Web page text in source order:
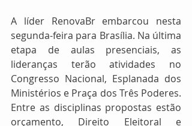
A líder RenovaBr embarcou nesta
segunda-feira para Brasília. Na última
etapa de aulas presenciais, as
lideranças terão atividades no
Congresso Nacional, Esplanada dos
Ministérios e Praça dos Três Poderes.
Entre as disciplinas propostas estão
orçamento, Direito Eleitoral e